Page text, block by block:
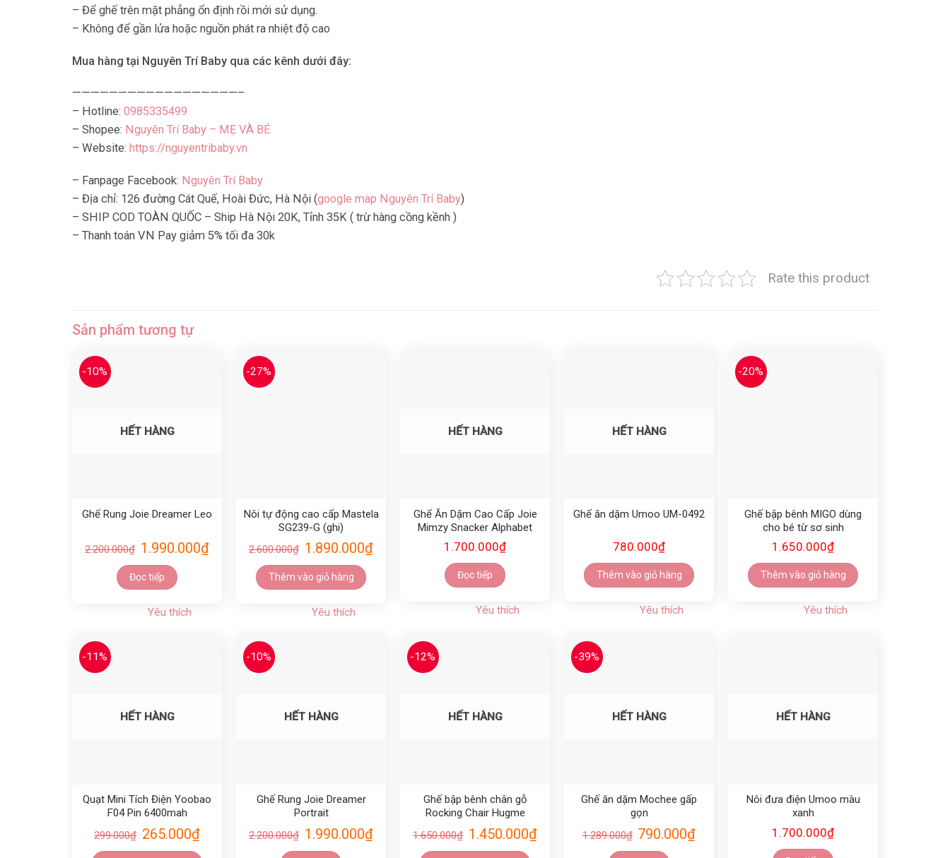
– Để ghế trên mặt phẳng ổn định rồi mới sử dụng.
– Không để gần lửa hoặc nguồn phát ra nhiệt độ cao
Mua hàng tại Nguyên Trí Baby qua các kênh dưới đây:
——————————————————–
– Hotline: 0985335499
– Shopee: Nguyên Trí Baby – MẸ VÀ BÉ
– Website: https://nguyentribaby.vn
– Fanpage Facebook: Nguyên Trí Baby
– Địa chỉ: 126 đường Cát Quế, Hoài Đức, Hà Nội (google map Nguyên Trí Baby)
– SHIP COD TOÀN QUỐC – Ship Hà Nội 20K, Tỉnh 35K ( trừ hàng cồng kềnh )
– Thanh toán VN Pay giảm 5% tối đa 30k
Rate this product
Sản phẩm tương tự
-10%
HẾT HÀNG
Ghế Rung Joie Dreamer Leo
2.200.000₫ 1.990.000₫
Đọc tiếp
Yêu thích
-27%
Nôi tự động cao cấp Mastela
SG239-G (ghi)
2.600.000₫ 1.890.000₫
Thêm vào giỏ hàng
Yêu thích
HẾT HÀNG
Ghế Ăn Dặm Cao Cấp Joie
Mimzy Snacker Alphabet
1.700.000₫
Đọc tiếp
Yêu thích
HẾT HÀNG
Ghế ăn dặm Umoo UM-0492
780.000₫
Thêm vào giỏ hàng
Yêu thích
-20%
Ghế bập bênh MIGO dùng
cho bé từ sơ sinh
1.650.000₫
Thêm vào giỏ hàng
Yêu thích
-11%
HẾT HÀNG
Quạt Mini Tích Điện Yoobao
F04 Pin 6400mah
299.000₫ 265.000₫
-10%
HẾT HÀNG
Ghế Rung Joie Dreamer
Portrait
2.200.000₫ 1.990.000₫
-12%
HẾT HÀNG
Ghế bập bênh chân gỗ
Rocking Chair Hugme
1.650.000₫ 1.450.000₫
-39%
HẾT HÀNG
Ghế ăn dặm Mochee gấp
gọn
1.289.000₫ 790.000₫
HẾT HÀNG
Nôi đưa điện Umoo màu
xanh
1.700.000₫